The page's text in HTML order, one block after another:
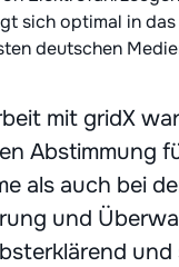
sich optimal in
deutschen
mit gridX
Abstimmung
als auch bei
und